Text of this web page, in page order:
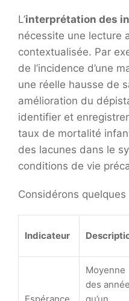
L’interprétation des
nécessite une lecture
contextualisée. Par
de l’incidence d’une
une réelle hausse de
amélioration du
identifier et
taux de mortalité
des lacunes dans le
conditions de vie
Considérons
Indicateur
Moyenne
des